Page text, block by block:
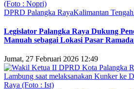
DPRD Palangka RayaKalimantan Tengah
Legislator Palangka Raya Dukung
Manuah sebagai Lokasi Pasar
Jumat, 27 Februari 2026 12:49